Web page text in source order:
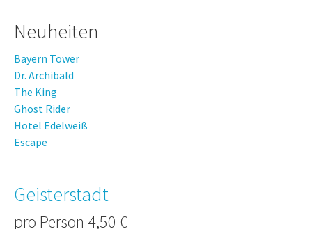
Neuheiten
Bayern Tower
Dr. Archibald
The King
Ghost Rider
Hotel Edelweiß
Escape
Geisterstadt
pro Person 4,50 €